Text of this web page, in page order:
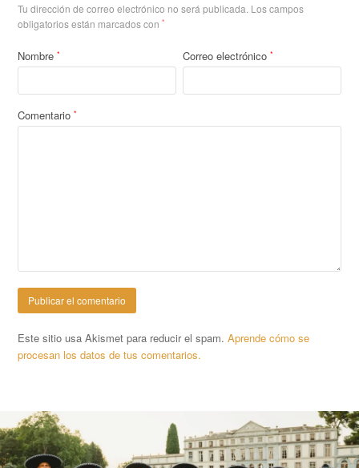
Tu dirección de correo electrónico no será publicada. Los campos
obligatorios están marcados con*
Nombre* Correo electrónico*
Comentario*
Este sitio usa Akismet para reducir el spam.Aprende cómo se
procesan los datos de tus comentarios.